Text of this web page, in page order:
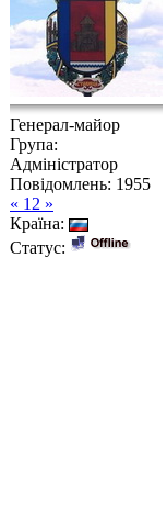
Генерал-майор
Група:
Адміністратор
Повідомлень: 1955
« 12 »
Країна:
Статус: